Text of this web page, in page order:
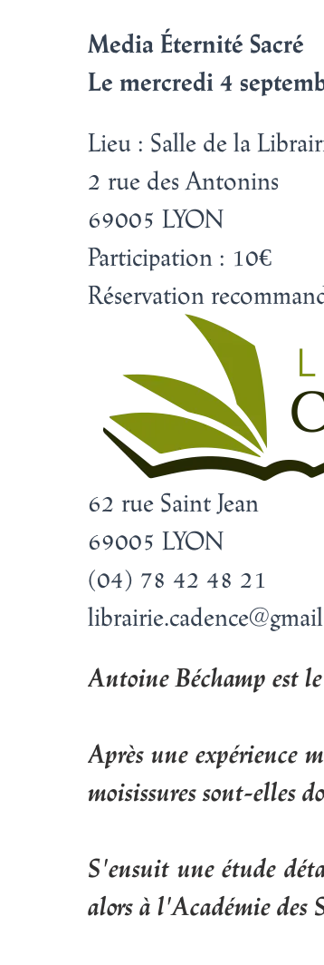
Media Éternité Sacré
Le mercredi 4
Lieu : Salle de la
2 rue des Antonins
69005 LYON
Participation : 10€
Réservation
62 rue Saint Jean
69005 LYON
(04) 78 42 48 21
Antoine Béchamp est
Après une expérience
moisissures sont-elles
S'ensuit une étude
alors à l'Académie des